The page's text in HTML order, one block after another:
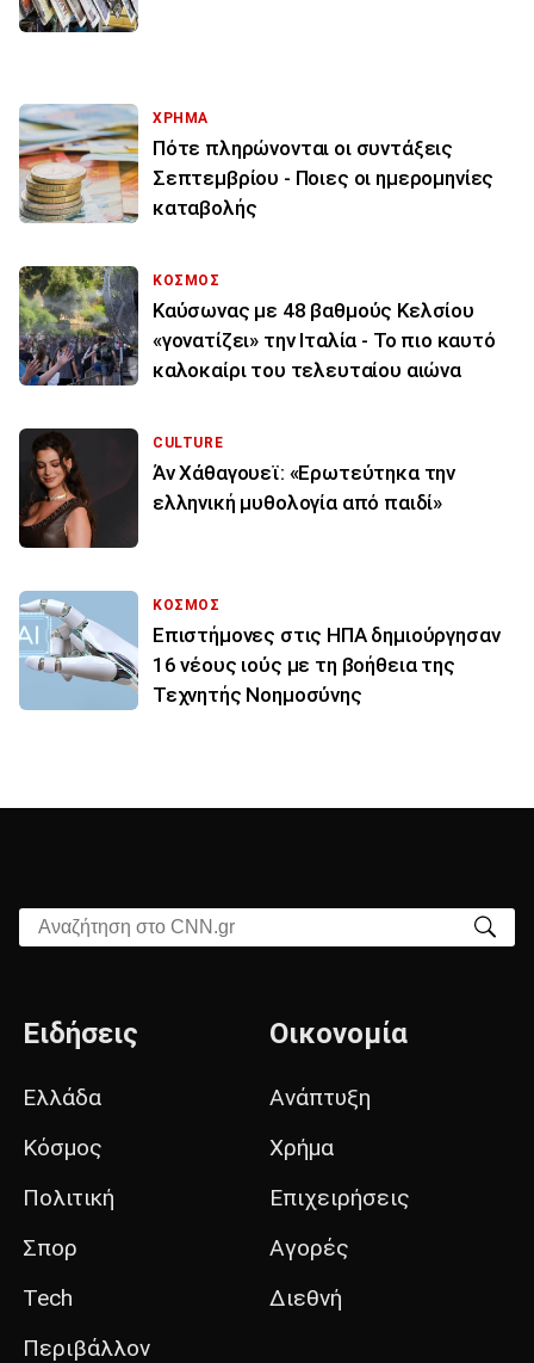
ΧΡΗΜΑ
Πότε πληρώνονται οι συντάξεις
Σεπτεμβρίου - Ποιες οι ημερομηνίες
καταβολής
ΚΟΣΜΟΣ
Καύσωνας με 48 βαθμούς Κελσίου
«γονατίζει» την Ιταλία - Το πιο καυτό
καλοκαίρι του τελευταίου αιώνα
CULTURE
Άν Χάθαγουεϊ: «Ερωτεύτηκα την
ελληνική μυθολογία από παιδί»
ΚΟΣΜΟΣ
Επιστήμονες στις ΗΠΑ δημιούργησαν
16 νέους ιούς με τη βοήθεια της
Τεχνητής Νοημοσύνης
Αναζήτηση στο CNN.gr
Ειδήσεις
Ελλάδα
Κόσμος
Πολιτική
Σπορ
Tech
Περιβάλλον
Οικονομία
Ανάπτυξη
Χρήμα
Επιχειρήσεις
Αγορές
Διεθνή